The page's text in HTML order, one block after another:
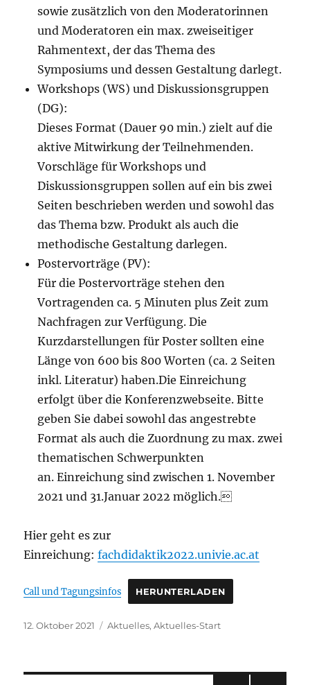
sowie zusätzlich von den Moderatorinnen
und Moderatoren ein max. zweiseitiger
Rahmentext, der das Thema des
Symposiums und dessen Gestaltung darlegt.
Workshops (WS) und Diskussionsgruppen
(DG):
Dieses Format (Dauer 90 min.) zielt auf die
aktive Mitwirkung der Teilnehmenden.
Vorschläge für Workshops und
Diskussionsgruppen sollen auf ein bis zwei
Seiten beschrieben werden und sowohl das
das Thema bzw. Produkt als auch die
methodische Gestaltung darlegen.
Postervorträge (PV):
Für die Postervorträge stehen den
Vortragenden ca. 5 Minuten plus Zeit zum
Nachfragen zur Verfügung. Die
Kurzdarstellungen für Poster sollten eine
Länge von 600 bis 800 Worten (ca. 2 Seiten
inkl. Literatur) haben.Die Einreichung
erfolgt über die Konferenzwebseite. Bitte
geben Sie dabei sowohl das angestrebte
Format als auch die Zuordnung zu max. zwei
thematischen Schwerpunkten
an. Einreichung sind zwischen 1. November
2021 und 31.Januar 2022 möglich.
Hier geht es zur
Einreichung:fachdidaktik2022.univie.ac.at
Call und Tagungsinfos HERUNTERLADEN
Veröffentlicht
12. Oktober 2021 Kategorien
Aktuelles,Aktuelles-Start